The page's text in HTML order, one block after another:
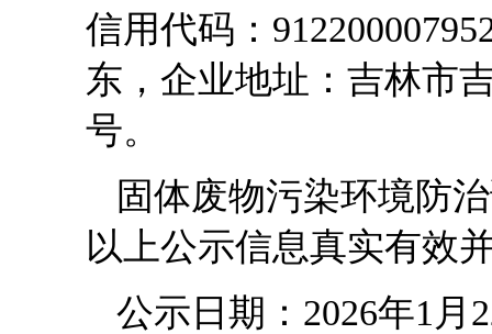
信用代码：
东，企业地址：吉林市
号。
固体废物污染环境防
以上公示信息真实有效
公示日期：2026年1月